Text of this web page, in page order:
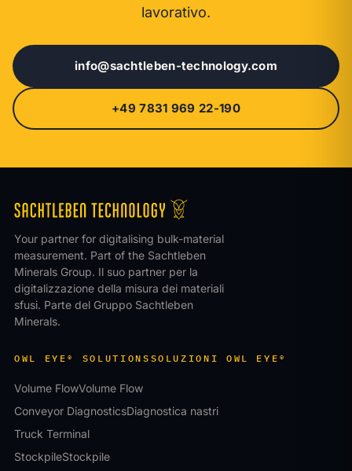
lavorativo.
info@sachtleben-technology.com
+49 7831 969 22-190
Your partner for digitalising bulk-material
measurement. Part of the Sachtleben
Minerals Group. Il suo partner per la
digitalizzazione della misura dei materiali
sfusi. Parte del Gruppo Sachtleben
Minerals.
OWL EYE® SOLUTIONS SOLUZIONI OWL EYE®
Volume FlowVolume Flow
Conveyor DiagnosticsDiagnostica nastri
Truck Terminal
StockpileStockpile